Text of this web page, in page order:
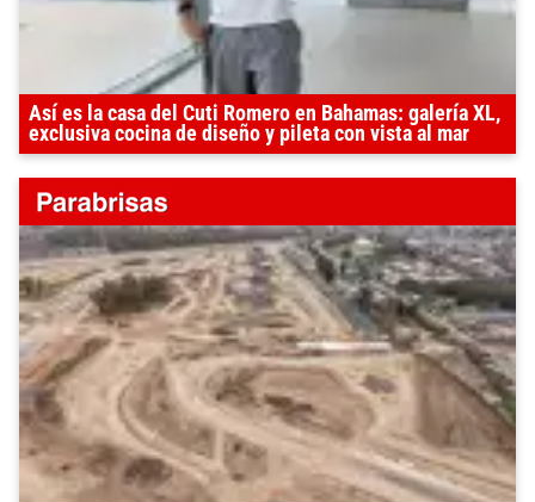
Así es la casa del Cuti Romero en Bahamas: galería XL,
exclusiva cocina de diseño y pileta con vista al mar